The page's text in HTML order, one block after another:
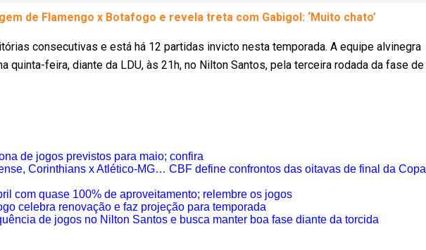
de Flamengo x Botafogo e revela treta com Gabigol: ‘Muito chato’
consecutivas e está há 12 partidas invicto nesta temporada. A equipe alvinegra
quinta-feira, diante da LDU, às 21h, no Nilton Santos, pela terceira rodada da fase de
de jogos previstos para maio; confira
Corinthians x Atlético-MG… CBF define confrontos das oitavas de final da Copa
com quase 100% de aproveitamento; relembre os jogos
celebra renovação e faz projeção para temporada
de jogos no Nilton Santos e busca manter boa fase diante da torcida